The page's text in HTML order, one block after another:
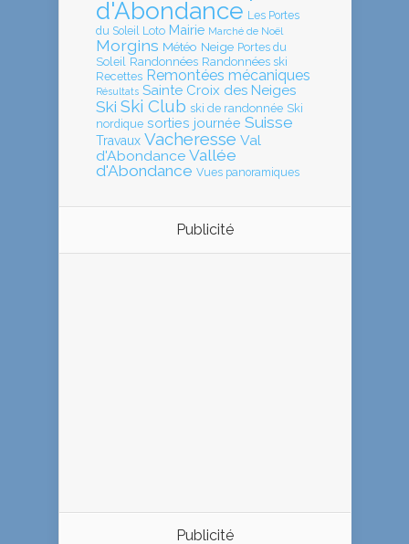
d'Abondance Les Portes
du Soleil Loto Mairie Marché de Noël
Morgins Météo Neige Portes du
Soleil Randonnées Randonnées ski
Recettes Remontées mécaniques
Résultats Sainte Croix des Neiges
Ski Ski Club ski de randonnée Ski
nordique sorties journée Suisse
Travaux Vacheresse Val
d'Abondance Vallée
d'Abondance Vues panoramiques
Publicité
Publicité